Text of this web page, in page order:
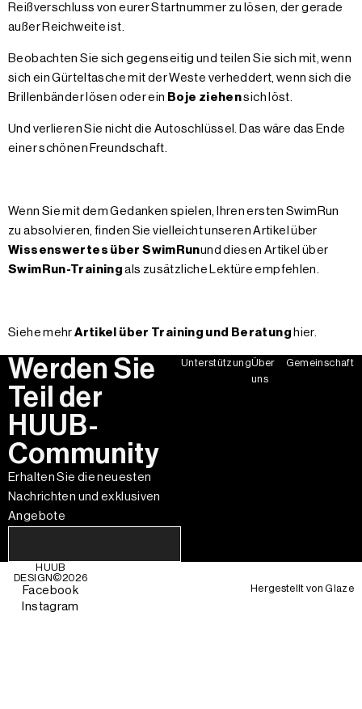
Reißverschluss von eurer Startnummer zu lösen, der gerade
außer Reichweite ist.
Beobachten Sie sich gegenseitig und teilen Sie sich mit, wenn
sich ein Gürteltasche mit der Weste verheddert, wenn sich die
Brillenbänder lösen oder ein Boje ziehensich löst.
Und verlieren Sie nicht die Autoschlüssel. Das wäre das Ende
einer schönen Freundschaft.
Wenn Sie mit dem Gedanken spielen, Ihren ersten SwimRun
zu absolvieren, finden Sie vielleicht unseren Artikel über
Wissenswertes über SwimRunund diesen Artikel über
SwimRun-Training als zusätzliche Lektüre empfehlen.
Siehe mehr Artikel über Training und Beratung hier.
Werden Sie
Teil der
HUUB-
Community
Erhalten Sie die neuesten
Nachrichten und exklusiven
Angebote
UnterstützungÜber
uns
Gemeinschaft
HUUB
DESIGN©2026
Facebook
Instagram
Hergestellt vonGlaze